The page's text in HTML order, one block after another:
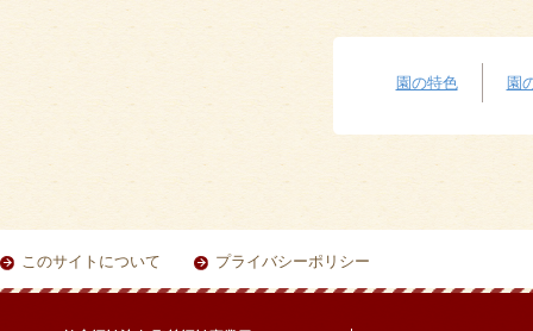
園の特色 園
このサイトについて プライバシーポリシー